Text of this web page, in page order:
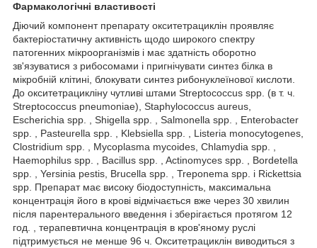
Фармакологічні властивості
Діючий компонент препарату окситетрациклін проявляє
бактеріостатичну активність щодо широкого спектру
патогенних мікроорганізмів і має здатність оборотно
зв'язуватися з рибосомами і пригнічувати синтез білка в
мікробній клітині, блокувати синтез рибонуклеїнової кислоти.
До окситетрацикліну чутливі штами Streptococcus spp. (в т. ч.
Streptococcus pneumoniae), Staphylococcus aureus,
Escherichia spp. , Shigella spp. , Salmonella spp. , Enterobacter
spp. , Pasteurella spp. , Klebsiella spp. , Listeria monocytogenes,
Clostridium spp. , Mycoplasma mycoides, Chlamydia spp. ,
Haemophilus spp. , Bacillus spp. , Actinomyces spp. , Bordetella
spp. , Yersinia pestis, Brucella spp. , Treponema spp. і Rickettsia
spp. Препарат має високу біодоступність, максимальна
концентрація його в крові відмічається вже через 30 хвилин
після парентерального введення і зберігається протягом 12
год. , терапевтична концентрація в кров'яному руслі
підтримується не менше 96 ч. Окситетрациклін виводиться з